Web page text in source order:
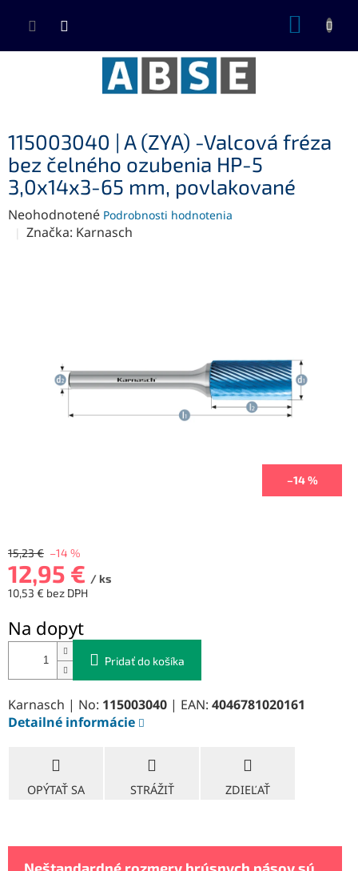
115003040 | A (ZYA) -Valcová fréza
bez čelného ozubenia HP-5
3,0x14x3-65 mm, povlakované
Priemerné
hodnotenie
Neohodnotené Podrobnosti hodnotenia
Značka: Karnasch
–14 %
15,23 € –14 %
12,95 € / ks
10,53 € bez DPH
cena:
Na dopyt
Pridať do košíka
Karnasch | No: 115003040 | EAN: 4046781020161
Detailné informácie
OPÝTAŤ SA STRÁŽIŤ ZDIEĽAŤ